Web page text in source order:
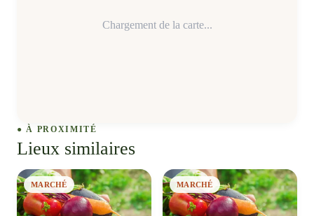
Chargement de la carte...
● À PROXIMITÉ
Lieux similaires
MARCHÉ MARCHÉ